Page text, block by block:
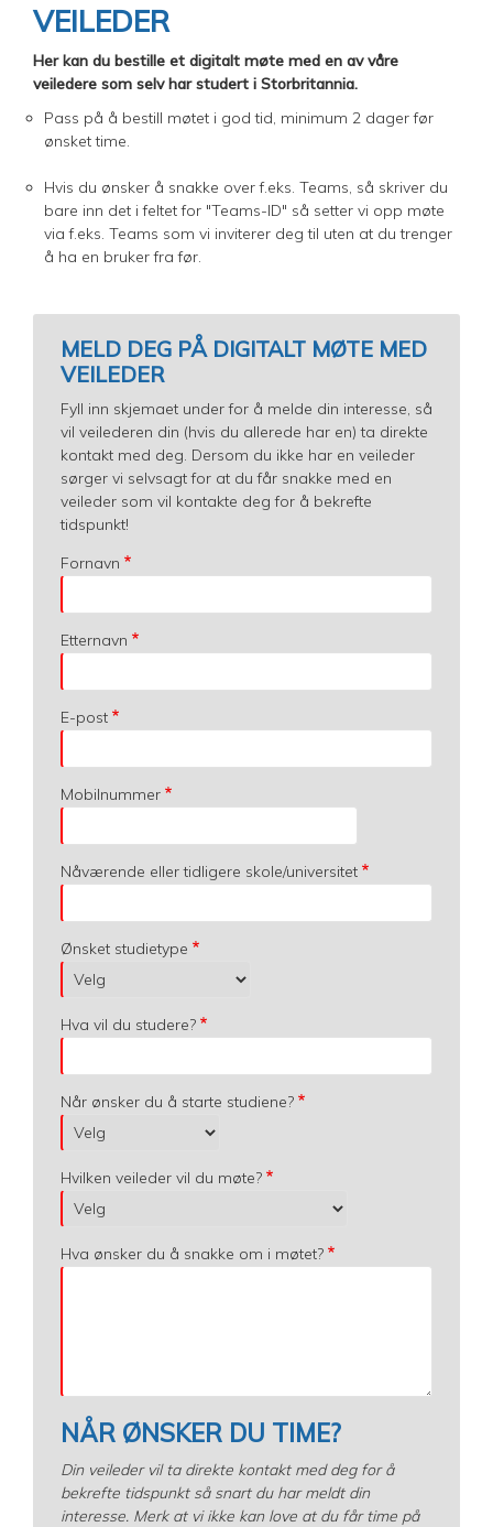
VEILEDER
Her kan du bestille et digitalt møte med en av våre
veiledere som selv har studert i Storbritannia.
Pass på å bestill møtet i god tid, minimum 2 dager før
ønsket time.
Hvis du ønsker å snakke over f.eks. Teams, så skriver du
bare inn det i feltet for "Teams-ID" så setter vi opp møte
via f.eks. Teams som vi inviterer deg til uten at du trenger
å ha en bruker fra før.
MELD DEG PÅ DIGITALT MØTE MED
VEILEDER
Fyll inn skjemaet under for å melde din interesse, så
vil veilederen din (hvis du allerede har en) ta direkte
kontakt med deg. Dersom du ikke har en veileder
sørger vi selvsagt for at du får snakke med en
veileder som vil kontakte deg for å bekrefte
tidspunkt!
Fornavn
Etternavn
E-post
Mobilnummer
Nåværende eller tidligere skole/universitet
Ønsket studietype
Hva vil du studere?
Når ønsker du å starte studiene?
Hvilken veileder vil du møte?
Hva ønsker du å snakke om i møtet?
NÅR ØNSKER DU TIME?
Din veileder vil ta direkte kontakt med deg for å
bekrefte tidspunkt så snart du har meldt din
interesse. Merk at vi ikke kan love at du får time på